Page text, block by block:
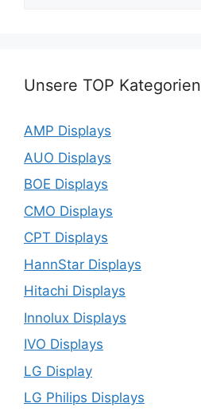
Unsere TOP Kategorien
AMP Displays
AUO Displays
BOE Displays
CMO Displays
CPT Displays
HannStar Displays
Hitachi Displays
Innolux Displays
IVO Displays
LG Display
LG Philips Displays